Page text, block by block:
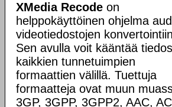
XMedia Recode on
helppokäyttöinen ohjelma
videotiedostojen
Sen avulla voit kääntää
kaikkien tunnetuimpien
formaattien välillä. Tuettuja
formaatteja ovat muun
3GP, 3GPP, 3GPP2, AAC,